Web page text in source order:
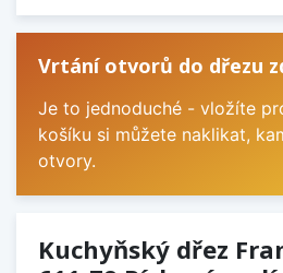
Vrtání otvorů do dřezu
Je to jednoduché - vložíte
košíku si můžete naklikat,
otvory.
Kuchyňský dřez